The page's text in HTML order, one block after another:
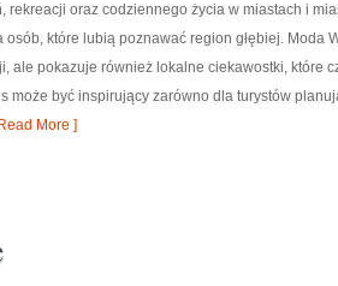
rekreacji oraz codziennego życia w miastach i
osób, które lubią poznawać region głębiej. Moda
ale pokazuje również lokalne ciekawostki, które
może być inspirujący zarówno dla turystów
More ]